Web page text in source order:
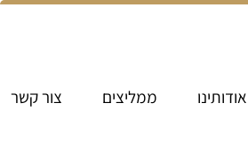
אודותינו ממליצים צור קשר